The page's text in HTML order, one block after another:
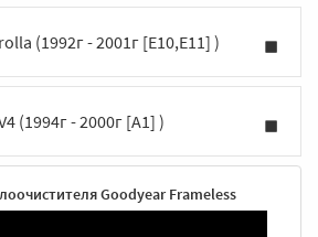
(1992г - 2001г [E10,E11] )
(1994г - 2000г [A1] )
Goodyear Frameless